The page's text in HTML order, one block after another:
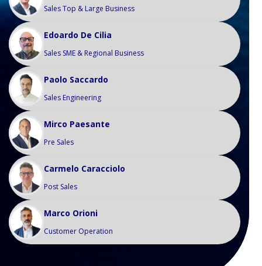
Edoardo De Cilia
Sales SME & Regional Business
Carmelo Caracciolo
Post Sales
Paolo Saccardo
Sales Engineering
Marco Orioni
Customer Operation
Sales Top & Large Business
Mirco Paesante
Pre Sales